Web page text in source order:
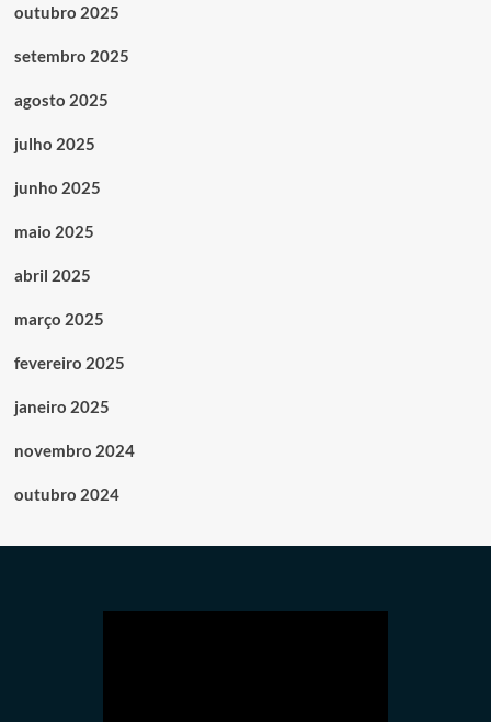
outubro 2025
setembro 2025
agosto 2025
julho 2025
junho 2025
maio 2025
abril 2025
março 2025
fevereiro 2025
janeiro 2025
novembro 2024
outubro 2024